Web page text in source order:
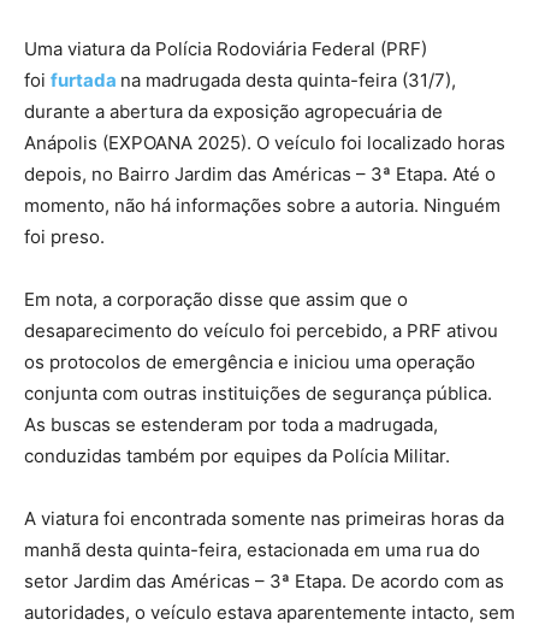
Uma viatura da Polícia Rodoviária Federal (PRF)
foi furtada na madrugada desta quinta-feira (31/7),
durante a abertura da exposição agropecuária de
Anápolis (EXPOANA 2025). O veículo foi localizado horas
depois, no Bairro Jardim das Américas – 3ª Etapa. Até o
momento, não há informações sobre a autoria. Ninguém
foi preso.
Em nota, a corporação disse que assim que o
desaparecimento do veículo foi percebido, a PRF ativou
os protocolos de emergência e iniciou uma operação
conjunta com outras instituições de segurança pública.
As buscas se estenderam por toda a madrugada,
conduzidas também por equipes da Polícia Militar.
A viatura foi encontrada somente nas primeiras horas da
manhã desta quinta-feira, estacionada em uma rua do
setor Jardim das Américas – 3ª Etapa. De acordo com as
autoridades, o veículo estava aparentemente intacto, sem